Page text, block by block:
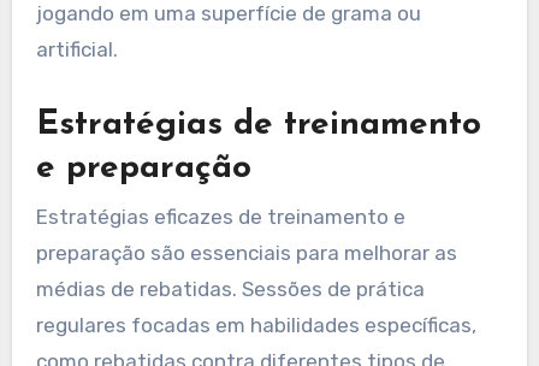
jogando em uma superfície de grama ou
artificial.
Estratégias de treinamento
e preparação
Estratégias eficazes de treinamento e
preparação são essenciais para melhorar as
médias de rebatidas. Sessões de prática
regulares focadas em habilidades específicas,
como rebatidas contra diferentes tipos de